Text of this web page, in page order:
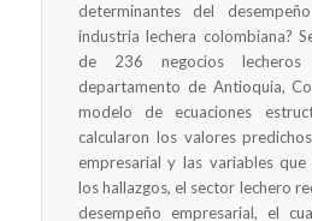
determinantes del
industria lechera colombiana?
de 236 negocios
departamento de Antioquia,
modelo de ecuaciones
calcularon los valores
empresarial y las variables que
los hallazgos, el sector lechero
desempeño empresarial, el